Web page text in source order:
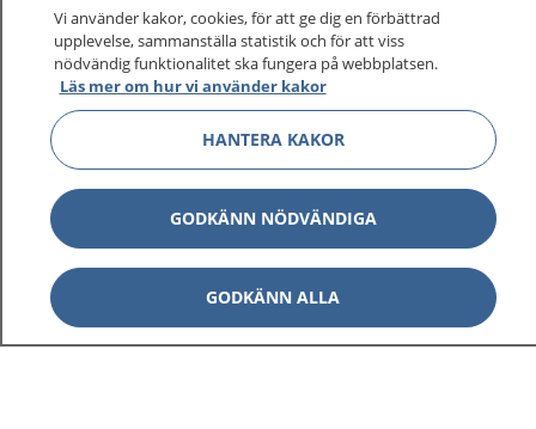
Vi använder kakor, cookies, för att ge dig en förbättrad
upplevelse, sammanställa statistik och för att viss
nödvändig funktionalitet ska fungera på webbplatsen.
Läs mer om hur vi använder kakor
HANTERA KAKOR
GODKÄNN NÖDVÄNDIGA
GODKÄNN ALLA